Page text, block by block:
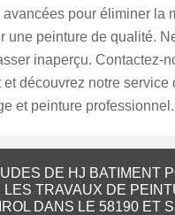
pour éliminer la
une peinture de qualité.
inaperçu. Contactez-
et découvrez notre service
et peinture professionnel.
DE HJ BATIMENT
LES TRAVAUX DE
DANS LE 58190 ET